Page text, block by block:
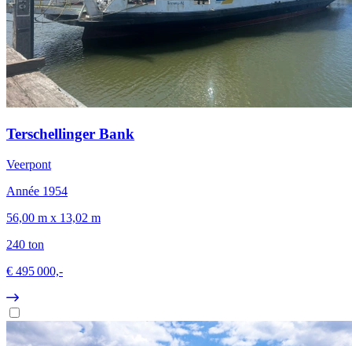
Terschellinger Bank
Veerpont
Année 1954
56,00 m x 13,02 m
240 ton
€ 495 000,-